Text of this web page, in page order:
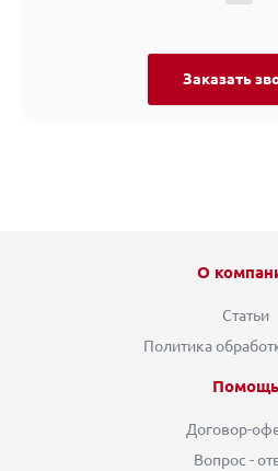
Заказать
О
Статьи
Политика
Помощь
Договор-
Вопрос -